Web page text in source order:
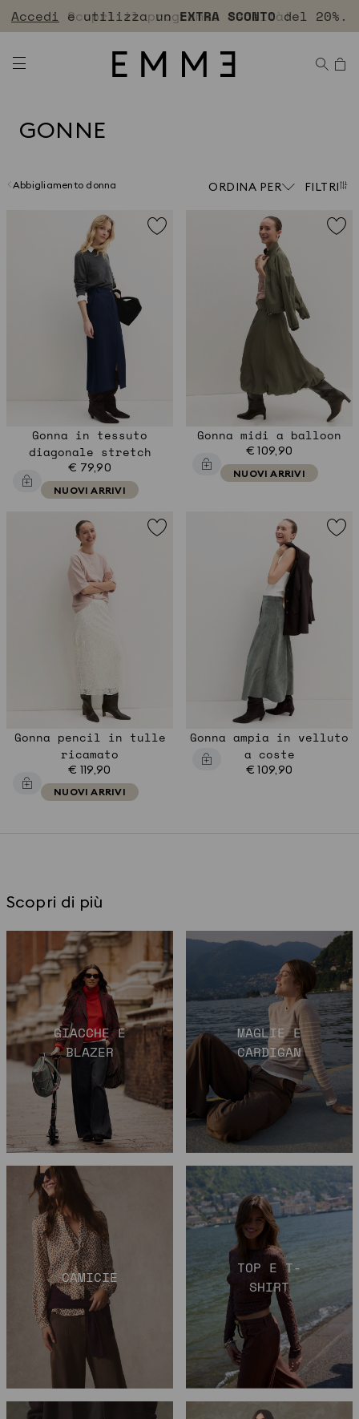
Accedi EXTRA SCONTO
Scopri il programma fedeltà!
GONNE
Abbigliamento donna ORDINA PER FILTRI
Gonna in tessuto
diagonale stretch
€ 79,90
NUOVI ARRIVI
Gonna midi a balloon
€ 109,90
NUOVI ARRIVI
Gonna pencil in tulle
ricamato
€ 119,90
NUOVI ARRIVI
Gonna ampia in velluto
a coste
€ 109,90
Scopri di più
GIACCHE E
BLAZER
MAGLIE E
CARDIGAN
CAMICIE
TOP E T-
SHIRT